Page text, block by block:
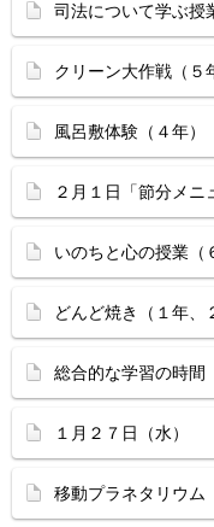
司法について学ぶ授
クリーン大作戦（５
風呂敷体験（４年）
２月１日「節分メニ
いのちと心の授業（
どんど焼き（１年、
総合的な学習の時間
１月２７日（水）
移動プラネタリウム